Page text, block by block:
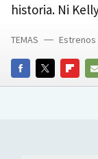
historia. Ni
FACEBOOKTWITTER
E-
TEMAS Estrenos